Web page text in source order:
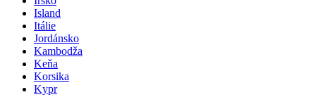
Irsko
Island
Itálie
Jordánsko
Kambodža
Keňa
Korsika